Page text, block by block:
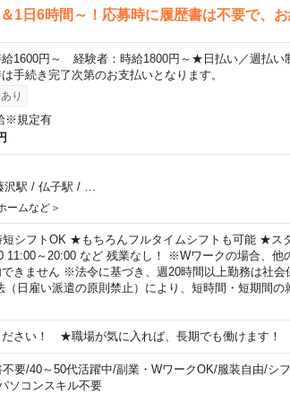
日6時間～！応募時に履歴書は不要で、お
1600円～ 経験者：時給1800円～★日払い／週払い
手続き完了次第のお支払いとなります。
り
※規定有
沢駅 / 仏子駅 /
ームなど＞
シフトOK ★もちろんフルタイムシフトも可能 ★ス
11:00～20:00 など 残業なし！ ※Wワークの場合、他
きません ※法令に基づき、週20時間以上勤務は社会
日雇い派遣の原則禁止）により、短時間・短期間の
さい！ ★職場が気に入れば、長期でも働けます！
要/40～50代活躍中/副業・WワークOK/服装自由/シ
ソコンスキル不要